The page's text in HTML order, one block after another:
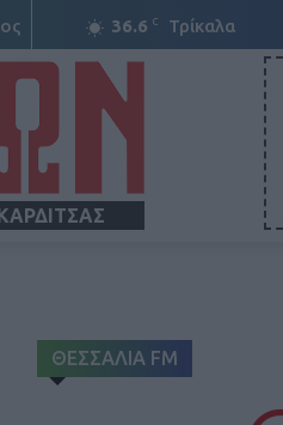
36.6 C Τρίκαλα
ΘΕΣΣΑΛΙΑ FM